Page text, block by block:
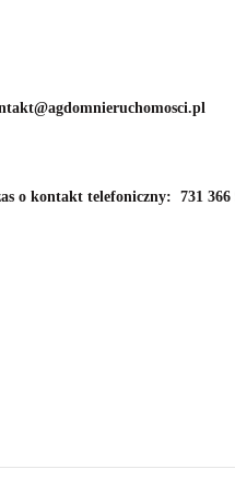
o kontakt telefoniczny: 731 366